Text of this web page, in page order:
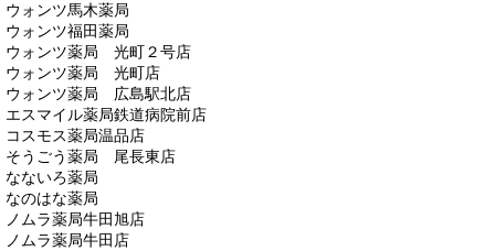
ウォンツ馬木薬局
ウォンツ福田薬局
ウォンツ薬局 光町２号店
ウォンツ薬局 光町店
ウォンツ薬局 広島駅北店
エスマイル薬局鉄道病院前店
コスモス薬局温品店
そうごう薬局 尾長東店
なないろ薬局
なのはな薬局
ノムラ薬局牛田旭店
ノムラ薬局牛田店